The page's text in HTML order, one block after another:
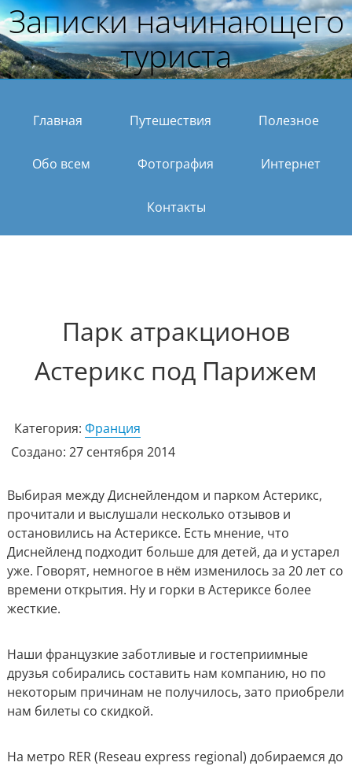
Записки начинающего
туриста
Главная Путешествия Полезное
Обо всем Фотография Интернет
Контакты
Парк атракционов
Астерикс под Парижем
Категория: Франция
Создано: 27 сентября 2014
Выбирая между Диснейлендом и парком Астерикс,
прочитали и выслушали несколько отзывов и
остановились на Астериксе. Есть мнение, что
Диснейленд подходит больше для детей, да и устарел
уже. Говорят, немногое в нём изменилось за 20 лет со
времени открытия. Ну и горки в Астериксе более
жесткие.
Наши французкие заботливые и гостеприимные
друзья собирались составить нам компанию, но по
некоторым причинам не получилось, зато приобрели
нам билеты со скидкой.
На метро RER (Reseau express regional) добираемся до